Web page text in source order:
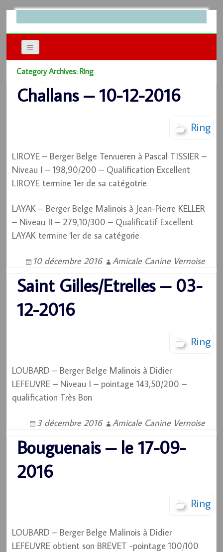
Category Archives: Ring
Challans – 10-12-2016
Ring
LIROYE – Berger Belge Tervueren à Pascal TISSIER –
Niveau I – 198,90/200 – Qualification Excellent
LIROYE termine 1er de sa catégotrie
LAYAK – Berger Belge Malinois à Jean-Pierre KELLER
– Niveau II – 279,10/300 – Qualificatif Excellent
LAYAK termine 1er de sa catégorie
10 décembre 2016 Amicale Canine Vernoise
Saint Gilles/Etrelles – 03-
12-2016
Ring
LOUBARD – Berger Belge Malinois à Didier
LEFEUVRE – Niveau I – pointage 143,50/200 –
qualification Très Bon
3 décembre 2016 Amicale Canine Vernoise
Bouguenais – le 17-09-
2016
Ring
LOUBARD – Berger Belge Malinois à Didier
LEFEUVRE obtient son BREVET -pointage 100/100